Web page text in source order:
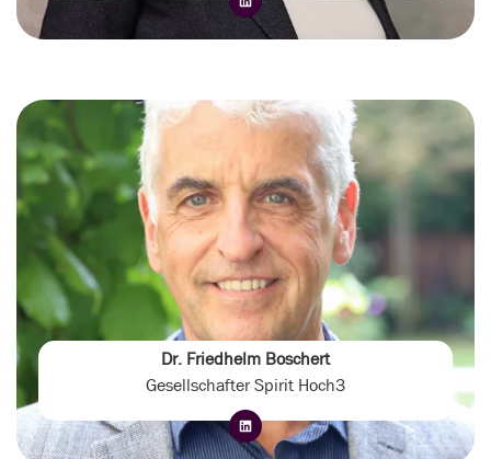
Dr. Friedhelm Boschert
Gesellschafter Spirit Hoch3